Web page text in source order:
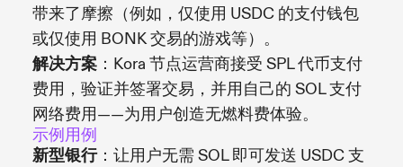
带来了摩擦（例如，仅使用 USDC 的支付钱包
或仅使用 BONK 交易的游戏等）。
解决方案 ：Kora 节点运营商接受 SPL 代币支付
费用，验证并签署交易，并用自己的 SOL 支付
网络费用——为用户创造无燃料费体验。
示例用例
新型银行：让用户无需 SOL 即可发送 USDC 支